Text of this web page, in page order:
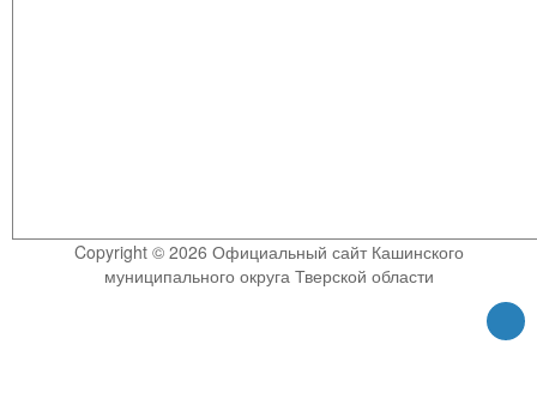
Copyright © 2026 Официальный сайт Кашинского
муниципального округа Тверской области